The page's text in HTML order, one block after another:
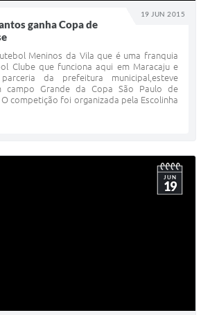
19 JUN 2015
ganha Copa de
Meninos da Vila que é uma franquia
Clube que funciona aqui em Maracaju e
da prefeitura municipal,esteve
campo Grande da Copa São Paulo de
competição foi organizada pela Escolinha
JUN
19